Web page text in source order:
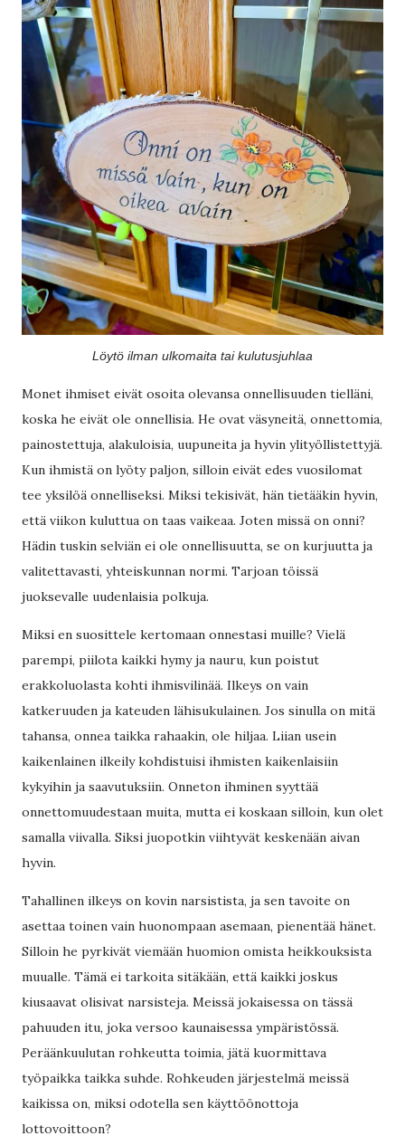
Löytö ilman ulkomaita tai kulutusjuhlaa
Monet ihmiset eivät osoita olevansa onnellisuuden tielläni,
koska he eivät ole onnellisia. He ovat väsyneitä, onnettomia,
painostettuja, alakuloisia, uupuneita ja hyvin ylityöllistettyjä.
Kun ihmistä on lyöty paljon, silloin eivät edes vuosilomat
tee yksilöä onnelliseksi. Miksi tekisivät, hän tietääkin hyvin,
että viikon kuluttua on taas vaikeaa. Joten missä on onni?
Hädin tuskin selviän ei ole onnellisuutta, se on kurjuutta ja
valitettavasti, yhteiskunnan normi. Tarjoan töissä
juoksevalle uudenlaisia polkuja.
Miksi en suosittele kertomaan onnestasi muille? Vielä
parempi, piilota kaikki hymy ja nauru, kun poistut
erakkoluolasta kohti ihmisvilinää. Ilkeys on vain
katkeruuden ja kateuden lähisukulainen. Jos sinulla on mitä
tahansa, onnea taikka rahaakin, ole hiljaa. Liian usein
kaikenlainen ilkeily kohdistuisi ihmisten kaikenlaisiin
kykyihin ja saavutuksiin. Onneton ihminen syyttää
onnettomuudestaan muita, mutta ei koskaan silloin, kun olet
samalla viivalla. Siksi juopotkin viihtyvät keskenään aivan
hyvin.
Tahallinen ilkeys on kovin narsistista, ja sen tavoite on
asettaa toinen vain huonompaan asemaan, pienentää hänet.
Silloin he pyrkivät viemään huomion omista heikkouksista
muualle. Tämä ei tarkoita sitäkään, että kaikki joskus
kiusaavat olisivat narsisteja. Meissä jokaisessa on tässä
pahuuden itu, joka versoo kaunaisessa ympäristössä.
Peräänkuulutan rohkeutta toimia, jätä kuormittava
työpaikka taikka suhde. Rohkeuden järjestelmä meissä
kaikissa on, miksi odotella sen käyttöönottoja
lottovoittoon?